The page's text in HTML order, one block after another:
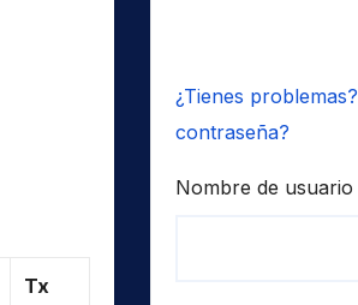
Tx
¿Tienes problemas?
contraseña?
Nombre de usuario